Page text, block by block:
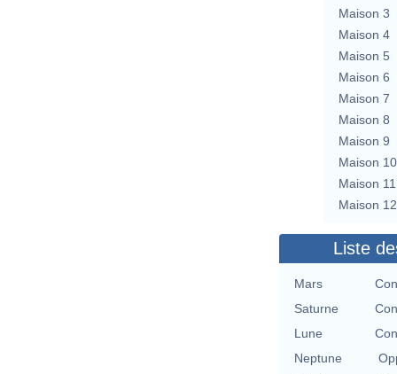
Maison 3
Maison 4
Maison 5
Maison 6
Maison 7
Maison 8
Maison 9
Maison 10
Maison 11
Maison 12
Liste
Mars
Saturne
Lune
Neptune